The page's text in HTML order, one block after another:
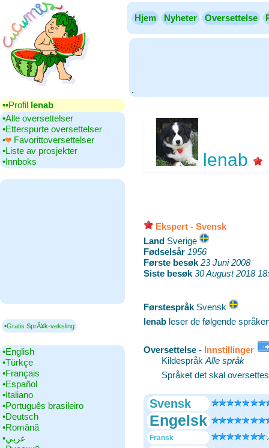
Hjem Nyheter Oversettelse
.
▪▪‎Profil lenab
•‎Alle oversettelser
•‎Etterspurte oversettelser
•‎
Favorittoversettelser
•‎Liste av prosjekter
•‎Innboks
▪Gratis SprÃ¥k-veksling
•‎English
•‎Türkçe
•‎Français
•‎Español
•‎Italiano
•‎Português brasileiro
•‎Deutsch
•‎Română
•‎عربي
lenab
Ekspert - Svensk
Land ‎Sverige
Fødselsår 1956
Første besøk 23 Juni 2008
Siste besøk 30 August 2018
Førstespråk ‎Svensk
lenab leser de følgende
Oversettelse - Innstillinger
Kildespråk Alle språk
Språket det skal
Svensk
Engelsk
Fransk